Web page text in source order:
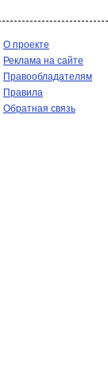
О проекте
Реклама на сайте
Правообладателям
Правила
Обратная связь